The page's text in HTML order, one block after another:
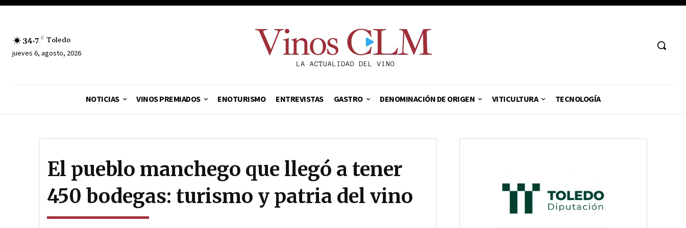
34.7 C Toledo
jueves 6, agosto, 2026
NOTICIAS VINOS PREMIADOS ENOTURISMO ENTREVISTAS GASTRO DENOMINACIÓN DE ORIGEN VITICULTURA TECNOLOGÍA
El pueblo manchego que llegó a tener
450 bodegas: turismo y patria del vino